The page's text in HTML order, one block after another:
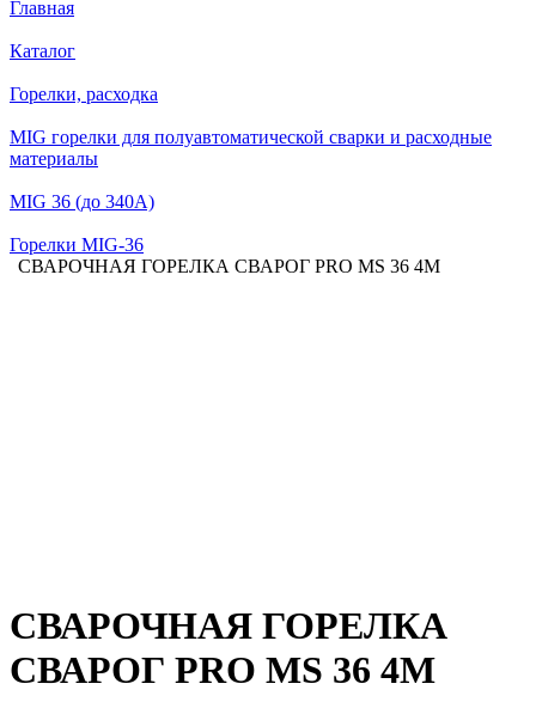
Главная
Каталог
Горелки, расходка
MIG горелки для полуавтоматической сварки и расходные
материалы
MIG 36 (до 340А)
Горелки MIG-36
СВАРОЧНАЯ ГОРЕЛКА СВАРОГ PRO MS 36 4М
СВАРОЧНАЯ ГОРЕЛКА
СВАРОГ PRO MS 36 4М